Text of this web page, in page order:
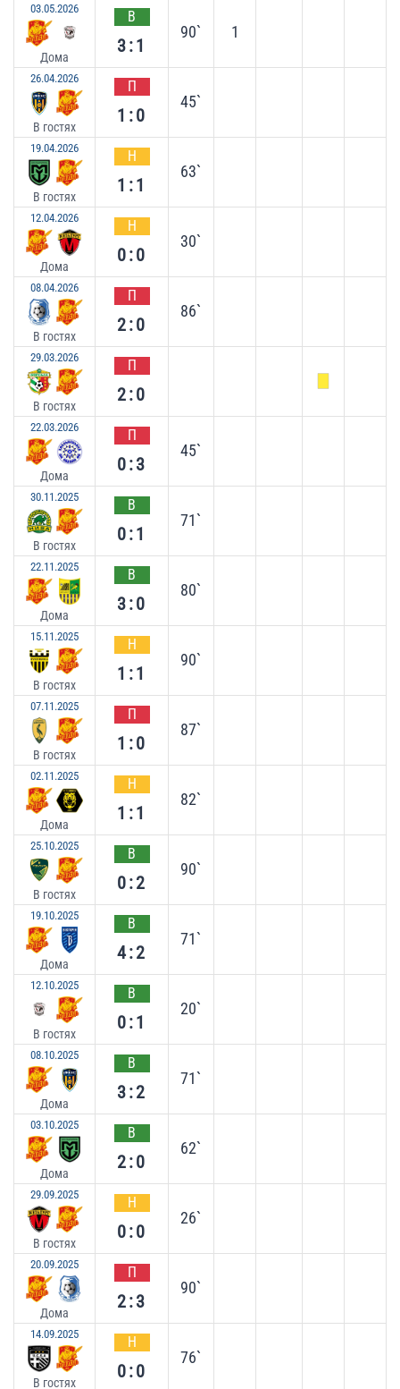
03.05.2026
Дома
В
3:1
90` 1
26.04.2026
В гостях
П
1:0
45`
19.04.2026
В гостях
Н
1:1
63`
12.04.2026
Дома
Н
0:0
30`
08.04.2026
В гостях
П
2:0
86`
29.03.2026
В гостях
П
2:0
22.03.2026
Дома
П
0:3
45`
30.11.2025
В гостях
В
0:1
71`
22.11.2025
Дома
В
3:0
80`
15.11.2025
В гостях
Н
1:1
90`
07.11.2025
В гостях
П
1:0
87`
02.11.2025
Дома
Н
1:1
82`
25.10.2025
В гостях
В
0:2
90`
19.10.2025
Дома
В
4:2
71`
12.10.2025
В гостях
В
0:1
20`
08.10.2025
Дома
В
3:2
71`
03.10.2025
Дома
В
2:0
62`
29.09.2025
В гостях
Н
0:0
26`
20.09.2025
Дома
П
2:3
90`
14.09.2025
В гостях
Н
0:0
76`